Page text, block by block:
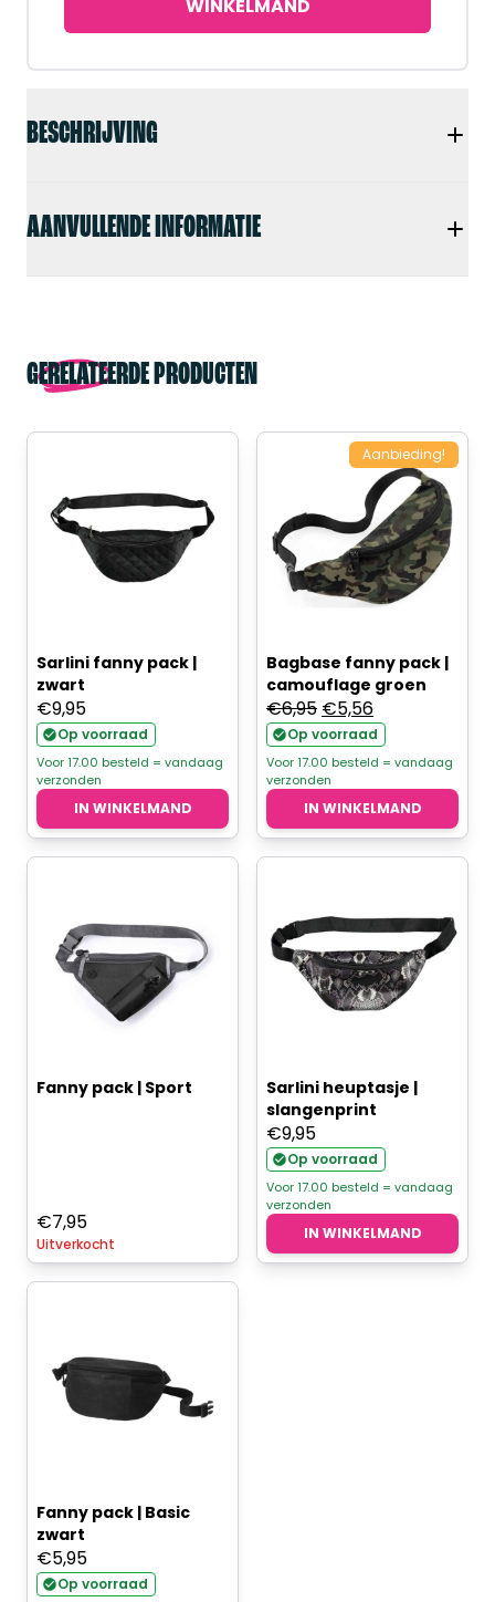
BESCHRIJVING
AANVULLENDE INFORMATIE
WINKELMAND
GERELATEERDE PRODUCTEN
Sarlini fanny pack |
zwart
€9,95
Op voorraad
Voor 17.00 besteld = vandaag
verzonden
IN WINKELMAND
Aanbieding!
Bagbase fanny pack |
camouflage groen
€6,95 Oorspronkelijke
prijs
was:
€6,95.
€5,56Huidige
prijs
is:
€5,56.
Op voorraad
Voor 17.00 besteld = vandaag
verzonden
IN WINKELMAND
Fanny pack | Sport
€7,95
Uitverkocht
Sarlini heuptasje |
slangenprint
€9,95
Op voorraad
Voor 17.00 besteld = vandaag
verzonden
IN WINKELMAND
Fanny pack | Basic
zwart
€5,95
Op voorraad